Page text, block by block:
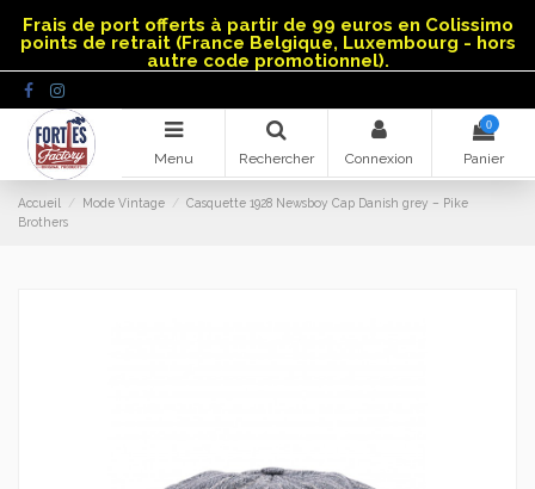
Frais de port offerts à partir de 99 euros en Colissimo
points de retrait (France Belgique, Luxembourg - hors
autre code promotionnel).
Menu Rechercher Connexion
0
Panier
Accueil Mode Vintage
Casquette 1928 Newsboy Cap Danish grey – Pike
Brothers